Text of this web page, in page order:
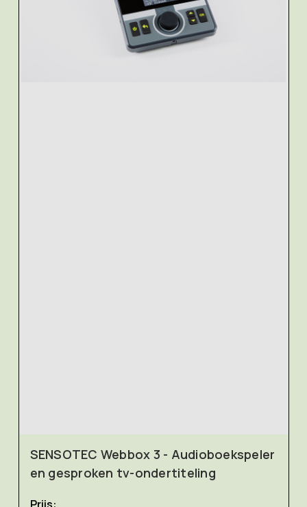
SENSOTEC Webbox 3 - Audioboekspeler
en gesproken tv-ondertiteling
Prijs: